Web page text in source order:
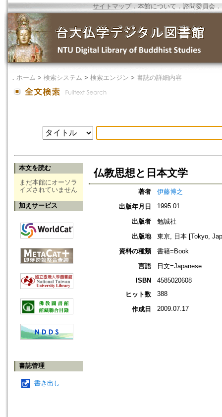
サイトマップ．本館について ． 諮問委員会 ．
． ホーム > 検索システム > 検索エンジン > 書誌の詳細内容
本文を読む
まだ本館にオーソラ
イズされていません
加えサービス
書誌管理
書き出し
仏教思想と日本文学
著者
伊藤博之
出版年月日
1995.01
出版者
勉誠社
出版地
東京, 日本 [Tokyo,
資料の種類
書籍=Book
言語
日文=Japanese
ISBN
4585020608
ヒット数
388
作成日 2009.07.17